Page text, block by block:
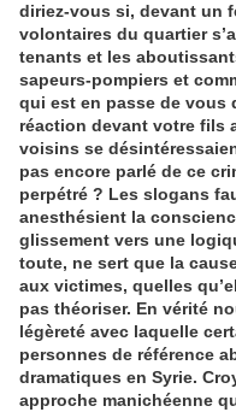
diriez-vous si, devant un
volontaires du quartier
tenants et les
sapeurs-pompiers et
qui est en passe de vous
réaction devant votre fils
voisins se
pas encore parlé de ce
perpétré ? Les slogans
anesthésient la
glissement vers une
toute, ne sert que la
aux victimes, quelles
pas théoriser. En vérité
légèreté avec laquelle
personnes de référence
dramatiques en Syrie.
approche manichéenne